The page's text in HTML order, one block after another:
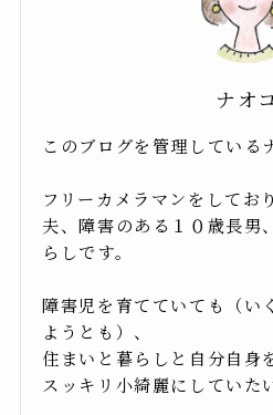
ナオコ
このブログを管理している
フリーカメラマンをしており
夫、障害のある１０歳長男
らしです。
障害児を育てていても（い
ようとも）、
住まいと暮らしと自分自身
スッキリ小綺麗にしていた